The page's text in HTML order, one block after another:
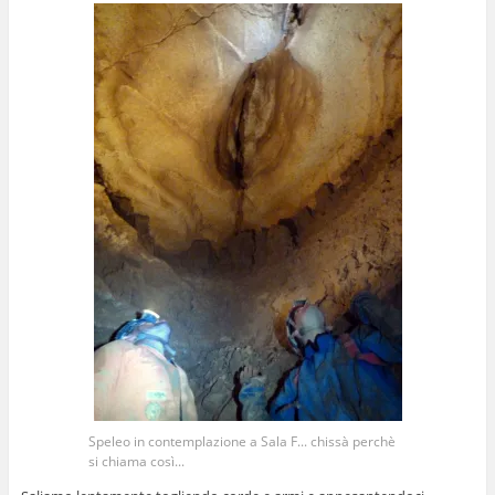
Speleo in contemplazione a Sala F... chissà perchè
si chiama così...